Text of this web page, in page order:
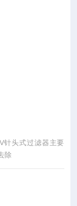
针头式过滤器主要
除